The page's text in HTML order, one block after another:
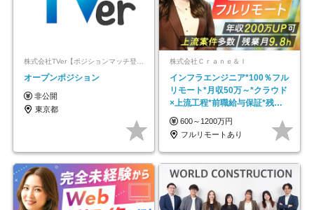
株式会社TVer【ポジションマッチ登録】
オープンポジション
非公開
東京都
株式会社Ｃｒａｎｅ＆Ｉ
インフラエンジニア*100％フル
リモート*月収50万～*クラウド
×上流工程*前職給与保証*残業
月9.8h
600～1200万円
フルリモートあり